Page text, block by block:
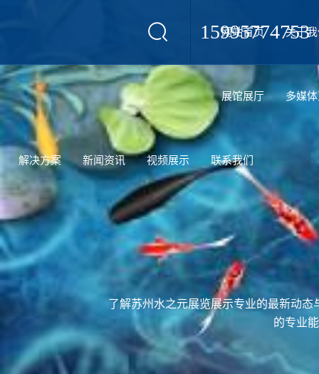
15995774753
网站首页 关于
展馆展厅 多媒
解决方案 新闻资讯 视频展示 联系我们
了解苏州水之元展览展示专业的最新动
的专业